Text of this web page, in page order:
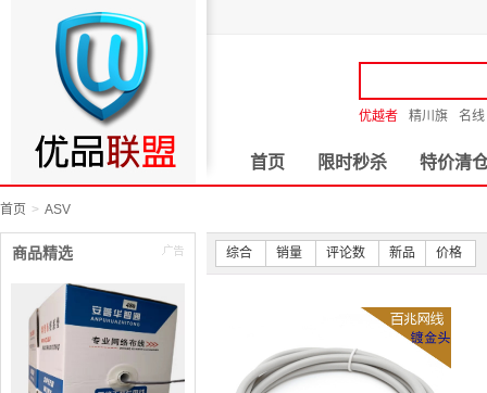
优越者 精川旗 名线
首页 限时秒杀 特价清
首页 ASV
商品精选 综合 销量 评论数 新品 价格